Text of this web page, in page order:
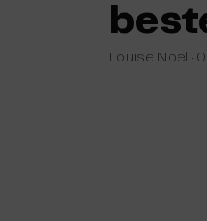
Louise Noel ·